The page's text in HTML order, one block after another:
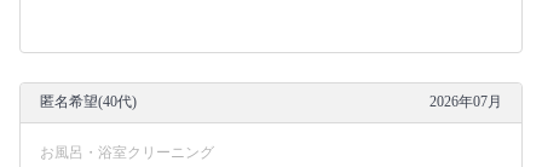
匿名希望(40代) 2026年07月
お風呂・浴室クリーニング